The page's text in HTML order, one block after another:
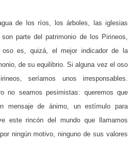
de los ríos, los árboles, las iglesias
parte del patrimonio de los Pirineos,
es, quizá, el mejor indicador de la
de su equilibrio. Si alguna vez el oso
seríamos unos irresponsables.
no seamos pesimistas: queremos que
mensaje de ánimo, un estímulo para
este rincón del mundo que llamamos
ningún motivo, ninguno de sus valores